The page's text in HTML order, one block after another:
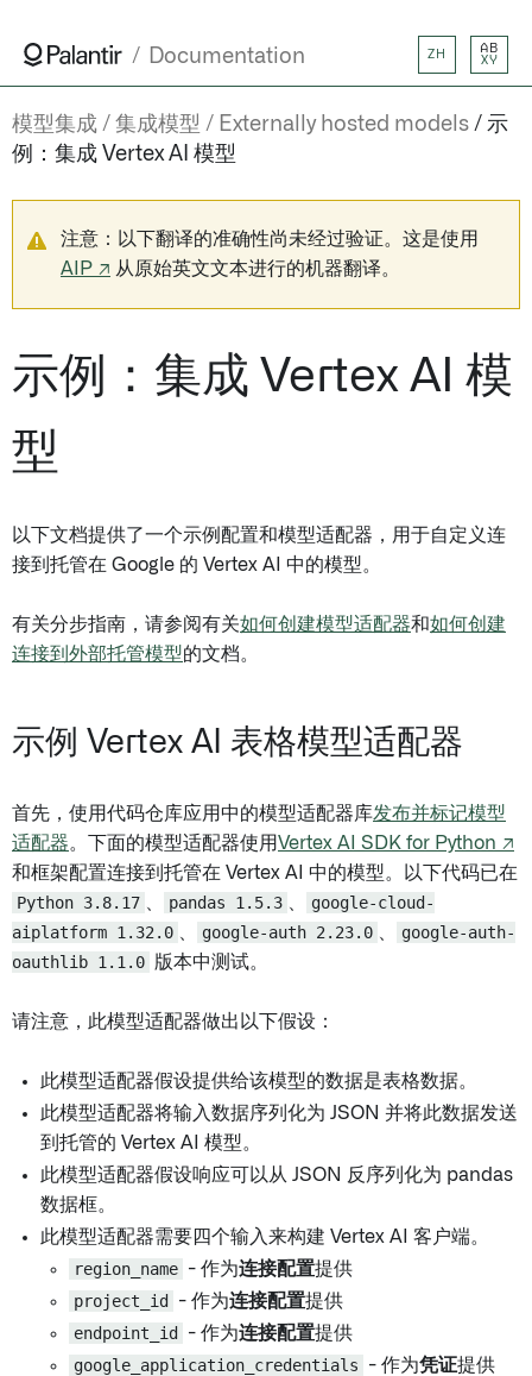
Documentation ZH
AB
XY
模型集成 集成模型 Externally hosted models
示
例：集成 Vertex AI 模型
注意：以下翻译的准确性尚未经过验证。这是使用
AIP ↗ 从原始英文文本进行的机器翻译。
示例：集成 Vertex AI 模
型
以下文档提供了一个示例配置和模型适配器，用于自定义连
接到托管在 Google 的 Vertex AI 中的模型。
有关分步指南，请参阅有关如何创建模型适配器和如何创建
连接到外部托管模型的文档。
示例 Vertex AI 表格模型适配器
首先，使用代码仓库应用中的模型适配器库发布并标记模型
适配器。下面的模型适配器使用Vertex AI SDK for Python ↗
和框架配置连接到托管在 Vertex AI 中的模型。以下代码已在
Python 3.8.17
pandas 1.5.3
google-cloud-
aiplatform 1.32.0
google-auth 2.23.0
google-auth-
oauthlib 1.1.0 版本中测试。
请注意，此模型适配器做出以下假设：
此模型适配器假设提供给该模型的数据是表格数据。
此模型适配器将输入数据序列化为 JSON 并将此数据发送
到托管的 Vertex AI 模型。
此模型适配器假设响应可以从 JSON 反序列化为 pandas
数据框。
此模型适配器需要四个输入来构建 Vertex AI 客户端。
region_name - 作为连接配置提供
project_id
- 作为连接配置提供
endpoint_id
- 作为连接配置提供
google_application_credentials
- 作为凭证提供